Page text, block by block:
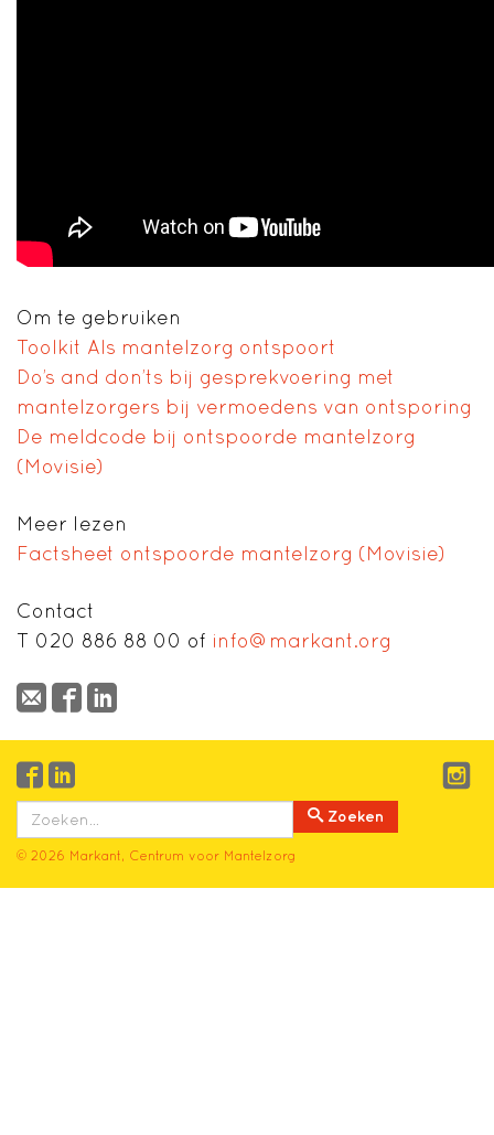
Om te gebruiken
Toolkit Als mantelzorg ontspoort
Do’s and don’ts bij gesprekvoering met
mantelzorgers bij vermoedens van ontsporing
De meldcode bij ontspoorde mantelzorg
(Movisie)
Meer lezen
Factsheet ontspoorde mantelzorg (Movisie)
Contact
T 020 886 88 00 of info@markant.org
Zoeken
© 2026 Markant, Centrum voor Mantelzorg